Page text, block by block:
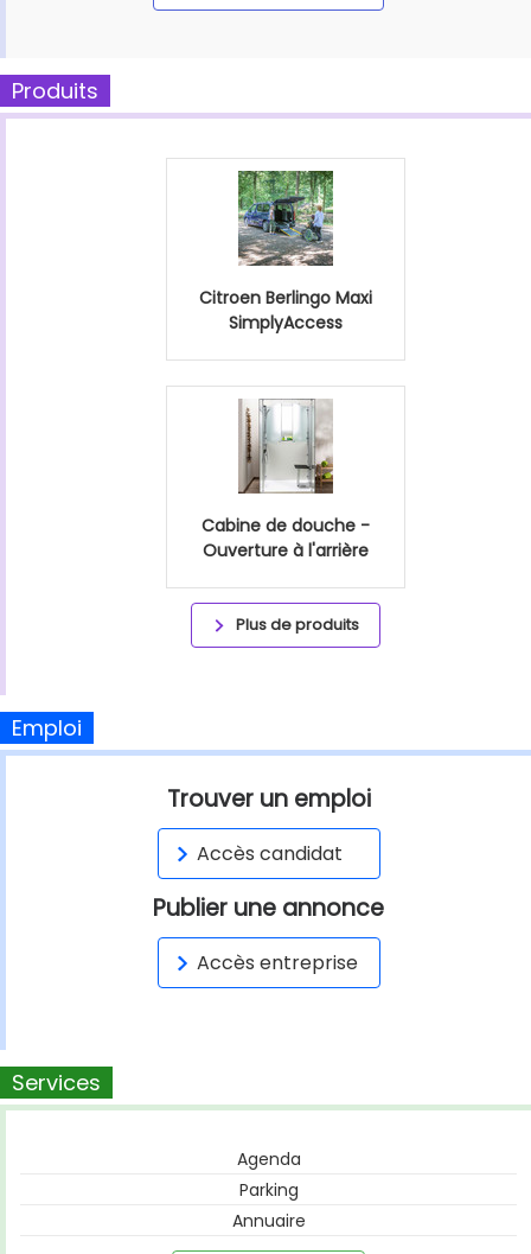
Produits
Citroen Berlingo Maxi
SimplyAccess
Cabine de douche -
Ouverture à l'arrière
Plus de produits
Emploi
Trouver un emploi
Accès candidat
Publier une annonce
Accès entreprise
Services
Agenda
Parking
Annuaire